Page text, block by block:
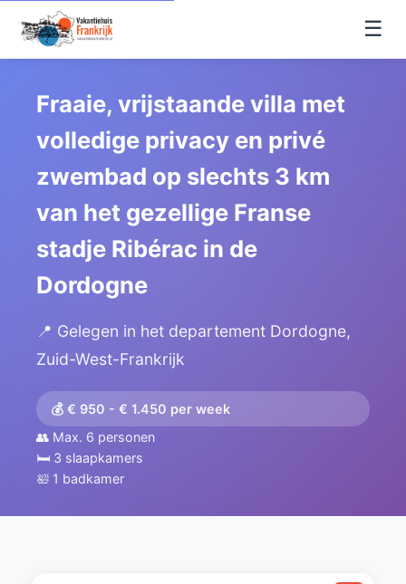
☰
Fraaie, vrijstaande villa met
volledige privacy en privé
zwembad op slechts 3 km
van het gezellige Franse
stadje Ribérac in de
Dordogne
📍 Gelegen in het departement Dordogne,
Zuid-West-Frankrijk
💰 € 950 - € 1.450 per week
👥 Max. 6 personen
🛏️ 3 slaapkamers
🛀 1 badkamer